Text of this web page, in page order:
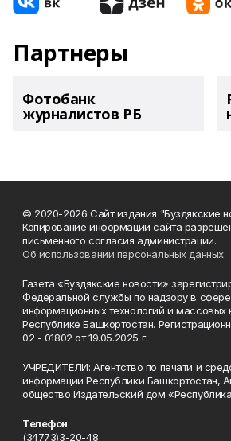
Партнеры
Фотобанк
журналистов РБ
© 2020-2026 Сайт издания "Буздякские
Копирование информации сайта
письменного согласия администрации.
Об использовании персональных данных
Газета «Буздякские новости»
Федеральной службы по надзору в
информационных технологий и массовых
Республике Башкортостан.
02 - 01802 от 19.05.2025 г.
УЧРЕДИТЕЛИ: Агентство по печати и
информации Республики Башкортостан,
общество Издательский дом
Телефон
(34773)3-20-48